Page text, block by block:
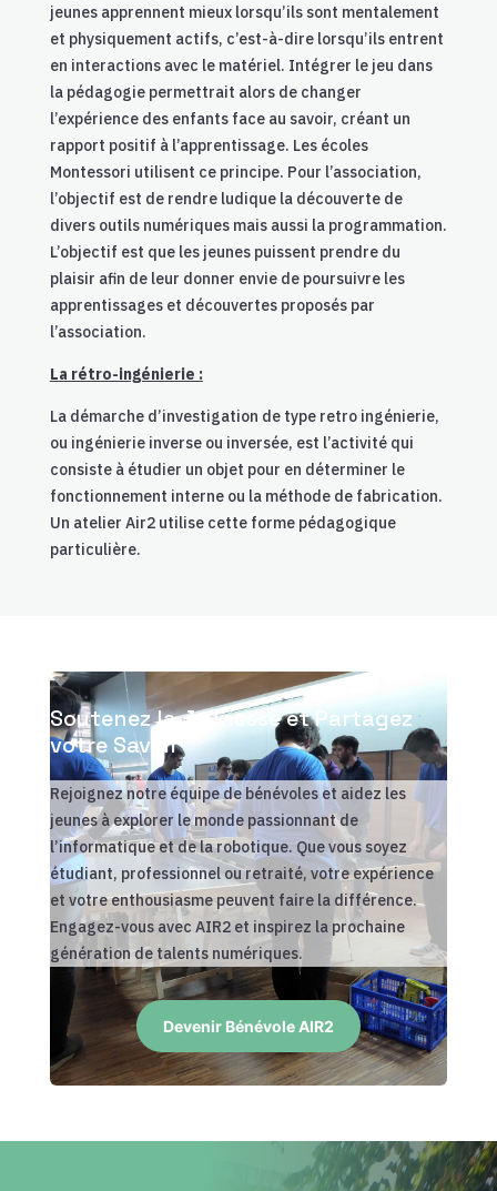
jeunes apprennent mieux lorsqu’ils sont mentalement
et physiquement actifs, c’est-à-dire lorsqu’ils entrent
en interactions avec le matériel. Intégrer le jeu dans
la pédagogie permettrait alors de changer
l’expérience des enfants face au savoir, créant un
rapport positif à l’apprentissage. Les écoles
Montessori utilisent ce principe. Pour l’association,
l’objectif est de rendre ludique la découverte de
divers outils numériques mais aussi la programmation.
L’objectif est que les jeunes puissent prendre du
plaisir afin de leur donner envie de poursuivre les
apprentissages et découvertes proposés par
l’association.
La rétro-ingénierie :
La démarche d’investigation de type retro ingénierie,
ou ingénierie inverse ou inversée, est l’activité qui
consiste à étudier un objet pour en déterminer le
fonctionnement interne ou la méthode de fabrication.
Un atelier Air2 utilise cette forme pédagogique
particulière.
Soutenez la Jeunesse et Partagez
votre Savoir
Rejoignez notre équipe de bénévoles et aidez les
jeunes à explorer le monde passionnant de
l’informatique et de la robotique. Que vous soyez
étudiant, professionnel ou retraité, votre expérience
et votre enthousiasme peuvent faire la différence.
Engagez-vous avec AIR2 et inspirez la prochaine
génération de talents numériques.
Devenir Bénévole AIR2